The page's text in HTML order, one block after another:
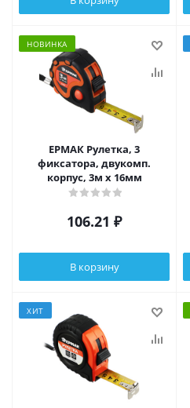
НОВИНКА
ЕРМАК Рулетка, 3
фиксатора, двукомп.
корпус, 3м х 16мм
106.21 ₽
В корзину
ХИТ